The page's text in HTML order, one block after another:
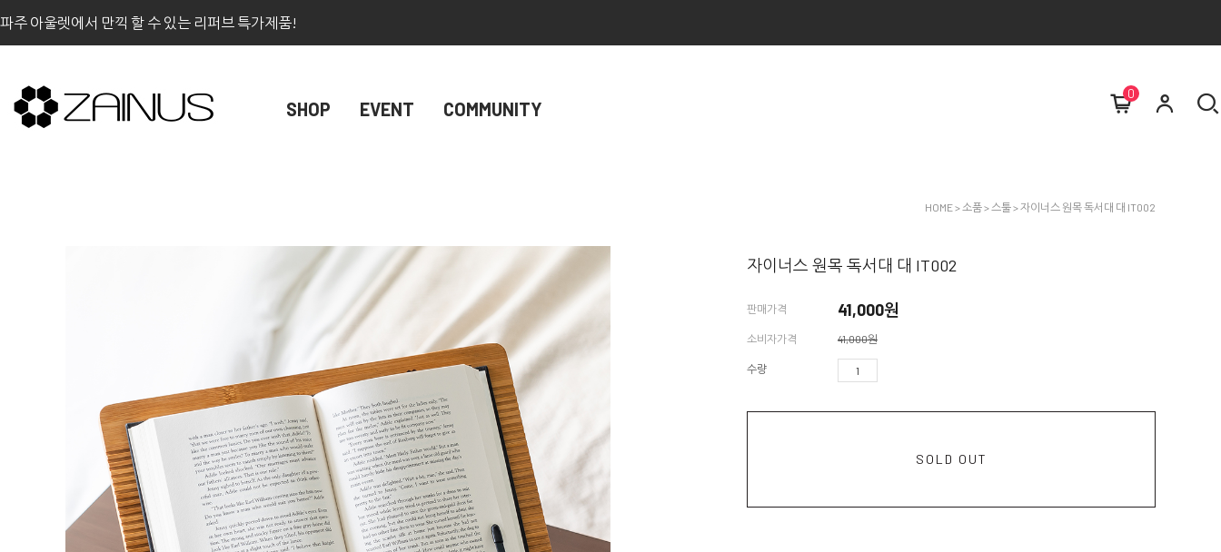
파주 아울렛에서 만끽 할 수 있는 리퍼브 특가제품!
SHOP EVENT COMMUNITY
0
HOME>소품>스툴> 자이너스 원목 독서대 대 IT002
자이너스 원목 독서대 대 IT002
판매가격 41,000원
소비자가격 41,000원
수량
SOLD OUT